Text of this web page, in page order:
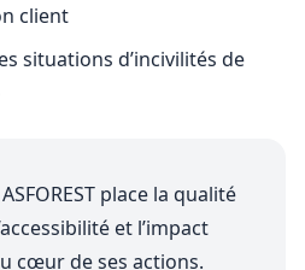
client
situations d’incivilités de
place la qualité
et l’impact
cœur de ses actions.